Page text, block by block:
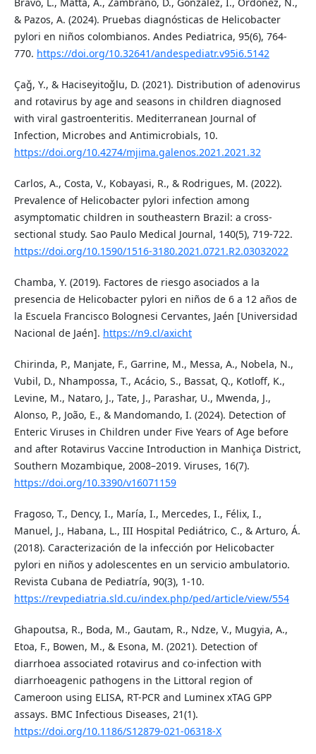
& Pazos, A. (2024). Pruebas diagnósticas de Helicobacter
pylori en niños colombianos. Andes Pediatrica, 95(6), 764-
770. https://doi.org/10.32641/andespediatr.v95i6.5142
Çaǧ, Y., & Haciseyitoǧlu, D. (2021). Distribution of adenovirus
and rotavirus by age and seasons in children diagnosed
with viral gastroenteritis. Mediterranean Journal of
Infection, Microbes and Antimicrobials, 10.
https://doi.org/10.4274/mjima.galenos.2021.2021.32
Carlos, A., Costa, V., Kobayasi, R., & Rodrigues, M. (2022).
Prevalence of Helicobacter pylori infection among
asymptomatic children in southeastern Brazil: a cross-
sectional study. Sao Paulo Medical Journal, 140(5), 719-722.
https://doi.org/10.1590/1516-3180.2021.0721.R2.03032022
Chamba, Y. (2019). Factores de riesgo asociados a la
presencia de Helicobacter pylori en niños de 6 a 12 años de
la Escuela Francisco Bolognesi Cervantes, Jaén [Universidad
Nacional de Jaén]. https://n9.cl/axicht
Chirinda, P., Manjate, F., Garrine, M., Messa, A., Nobela, N.,
Vubil, D., Nhampossa, T., Acácio, S., Bassat, Q., Kotloff, K.,
Levine, M., Nataro, J., Tate, J., Parashar, U., Mwenda, J.,
Alonso, P., João, E., & Mandomando, I. (2024). Detection of
Enteric Viruses in Children under Five Years of Age before
and after Rotavirus Vaccine Introduction in Manhiça District,
Southern Mozambique, 2008–2019. Viruses, 16(7).
https://doi.org/10.3390/v16071159
Fragoso, T., Dency, I., María, I., Mercedes, I., Félix, I.,
Manuel, J., Habana, L., III Hospital Pediátrico, C., & Arturo, Á.
(2018). Caracterización de la infección por Helicobacter
pylori en niños y adolescentes en un servicio ambulatorio.
Revista Cubana de Pediatría, 90(3), 1-10.
https://revpediatria.sld.cu/index.php/ped/article/view/554
Ghapoutsa, R., Boda, M., Gautam, R., Ndze, V., Mugyia, A.,
Etoa, F., Bowen, M., & Esona, M. (2021). Detection of
diarrhoea associated rotavirus and co-infection with
diarrhoeagenic pathogens in the Littoral region of
Cameroon using ELISA, RT-PCR and Luminex xTAG GPP
assays. BMC Infectious Diseases, 21(1).
https://doi.org/10.1186/S12879-021-06318-X